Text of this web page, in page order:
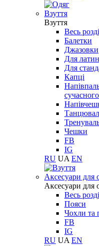
Взуття
Взуття
Весь
Балетки
Джазовки
Для
Для
Капці
Чешки
FB
IG
RU UA EN
Aксесуари для
Aксесуари для
Весь
Пояси
Чохли та
FB
IG
RU UA EN